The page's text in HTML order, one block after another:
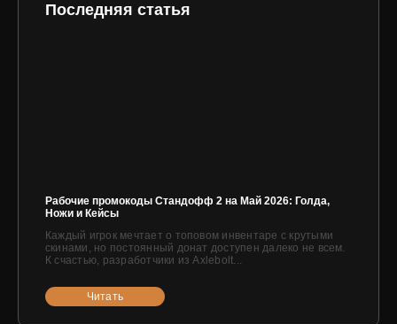
Последняя статья
Рабочие промокоды Стандофф 2 на Май 2026: Голда,
Ножи и Кейсы
Каждый игрок мечтает о топовом инвентаре с крутыми
скинами, но постоянный донат доступен далеко не всем.
К счастью, разработчики из Axlebolt...
Читать